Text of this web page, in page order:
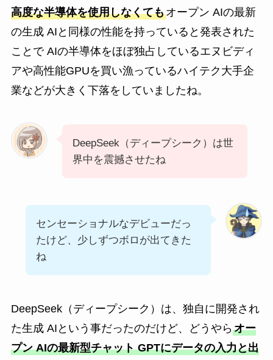
高度な半導体を使用しなくてもオープン AIの最新
の生成 AIと同様の性能を持っていると発表された
ことで AIの半導体をほぼ独占しているエヌビディ
アや高性能GPUを買い漁っているハイテク大手企
業などが大きく下落をしていましたね。
DeepSeek（ディープシーク）は世
界中を震撼させたね
センセーショナルなデビューだっ
たけど、少しずつボロが出てきた
ね
DeepSeek（ディープシーク）は、独自に開発され
た生成 AIという事だったのだけど、どうやらオー
プン AIの最新型チャット GPTにデータの入力と出